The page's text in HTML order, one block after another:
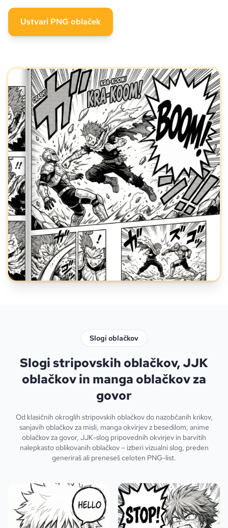
Ustvari PNG oblaček
Slogi oblačkov
Slogi stripovskih oblačkov, JJK
oblačkov in manga oblačkov za
govor
Od klasičnih okroglih stripovskih oblačkov do nazobčanih krikov,
sanjavih oblačkov za misli, manga okvirjev z besedilom, anime
oblačkov za govor, JJK-slog pripovednih okvirjev in barvitih
nalepkasto oblikovanih oblačkov – izberi vizualni slog, preden
generiraš ali preneseš celoten PNG-list.